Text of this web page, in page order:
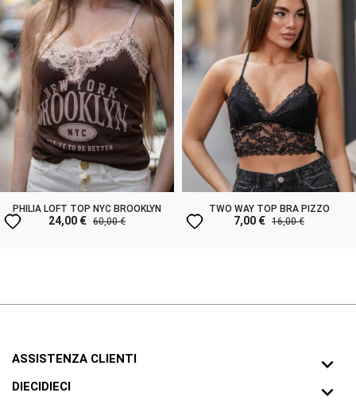
PHILIA LOFT TOP NYC BROOKLYN
24,00 € 60,00 €
favorite
TWO WAY TOP BRA PIZZO
7,00 € 16,00 €
favorite
ASSISTENZA CLIENTI 
DIECIDIECI 